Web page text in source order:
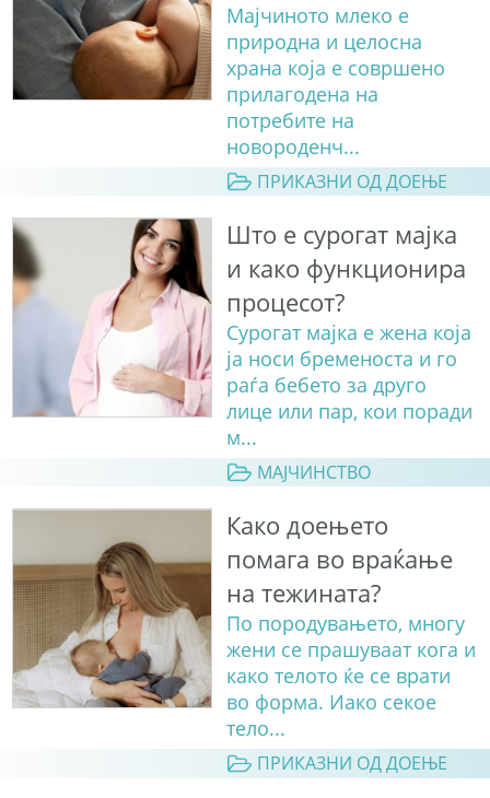
Мајчиното млеко е
природна и целосна
храна која е совршено
прилагодена на
потребите на
новороденч...
ПРИКАЗНИ ОД ДОЕЊЕ
Што е сурогат мајка
и како функционира
процесот?
Сурогат мајка е жена која
ја носи бременоста и го
раѓа бебето за друго
лице или пар, кои поради
м...
МАЈЧИНСТВО
Како доењето
помага во враќање
на тежината?
По породувањето, многу
жени се прашуваат кога и
како телото ќе се врати
во форма. Иако секое
тело...
ПРИКАЗНИ ОД ДОЕЊЕ